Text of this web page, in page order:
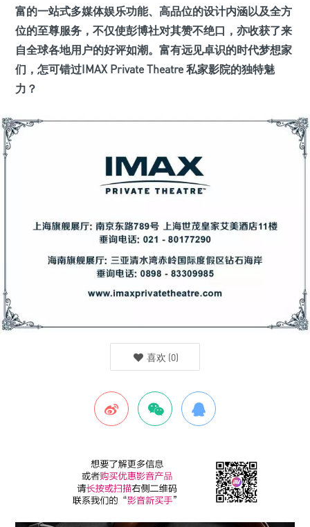
富的一站式多媒体娱乐功能、高品位的设计内涵以及全方
位的至尊服务，不仅使彭博社对其赞不绝口，亦收获了来
自全球各地用户的好评如潮。富有远见卓识的时代梦想家
们，怎可错过IMAX Private Theatre 私家影院的独特魅
力？
喜欢 (0)